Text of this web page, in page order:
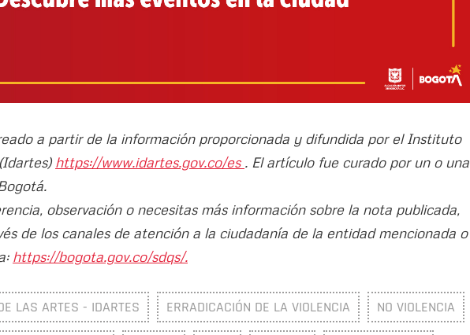
a partir de la información proporcionada y difundida por el Instituto
https://www.idartes.gov.co/es . El artículo fue curado por un o una
observación o necesitas más información sobre la nota publicada,
de los canales de atención a la ciudadanía de la entidad mencionada o
https://bogota.gov.co/sdqs/.
LAS ARTES - IDARTES ERRADICACIÓN DE LA VIOLENCIA NO VIOLENCIA